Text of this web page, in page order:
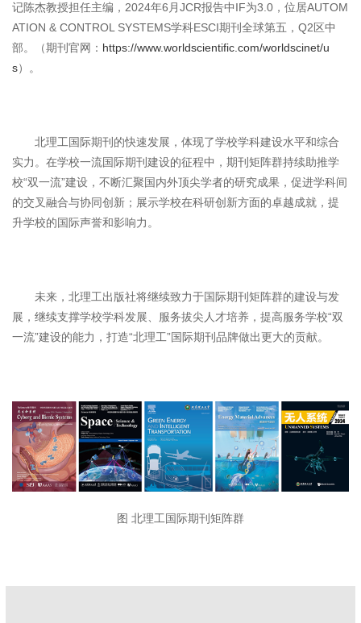
记陈杰教授担任主编，2024年6月JCR报告中IF为3.0，位居AUTOM
ATION & CONTROL SYSTEMS学科ESCI期刊全球第五，Q2区中
部。（期刊官网： https://www.worldscientific.com/worldscinet/u
s）。
北理工国际期刊的快速发展，体现了学校学科建设水平和综合
实力。在学校一流国际期刊建设的征程中，期刊矩阵群持续助推学
校“双一流”建设，不断汇聚国内外顶尖学者的研究成果，促进学科间
的交叉融合与协同创新；展示学校在科研创新方面的卓越成就，提
升学校的国际声誉和影响力。
未来，北理工出版社将继续致力于国际期刊矩阵群的建设与发
展，继续支撑学校学科发展、服务拔尖人才培养，提高服务学校“双
一流”建设的能力，打造“北理工”国际期刊品牌做出更大的贡献。
图 北理工国际期刊矩阵群